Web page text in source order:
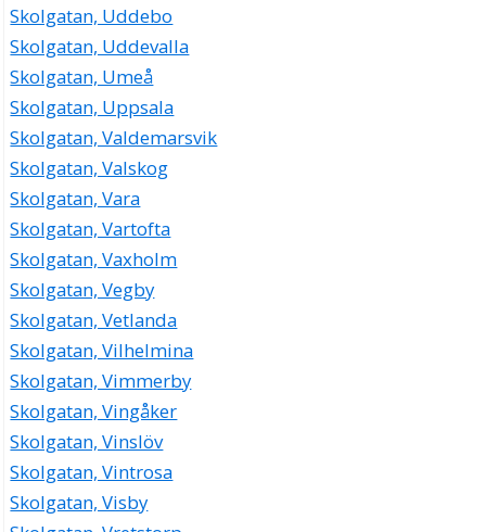
Skolgatan, Uddebo
Skolgatan, Uddevalla
Skolgatan, Umeå
Skolgatan, Uppsala
Skolgatan, Valdemarsvik
Skolgatan, Valskog
Skolgatan, Vara
Skolgatan, Vartofta
Skolgatan, Vaxholm
Skolgatan, Vegby
Skolgatan, Vetlanda
Skolgatan, Vilhelmina
Skolgatan, Vimmerby
Skolgatan, Vingåker
Skolgatan, Vinslöv
Skolgatan, Vintrosa
Skolgatan, Visby